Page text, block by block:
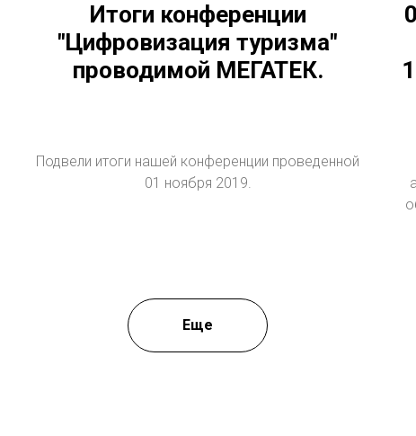
Итоги конференции
"Цифровизация туризма"
проводимой МЕГАТЕК.
Подвели итоги нашей конференции проведенной
01 ноября 2019.
Еще